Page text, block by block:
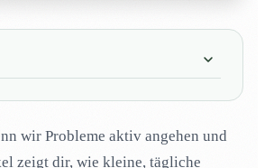
tägliche Aufgaben wie das
wir Probleme aktiv angehen und
zeigt dir, wie kleine, tägliche